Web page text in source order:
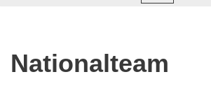
Nationalteam